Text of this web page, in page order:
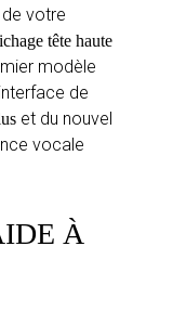
votre
tête haute
modèle
de
et du nouvel
vocale
À